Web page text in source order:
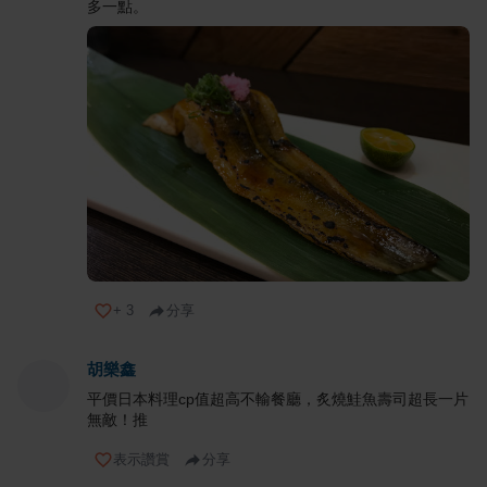
多一點。
+ 3 分享
胡樂鑫
平價日本料理cp值超高不輸餐廳，炙燒鮭魚壽司超長一片
無敵！推
表示讚賞 分享